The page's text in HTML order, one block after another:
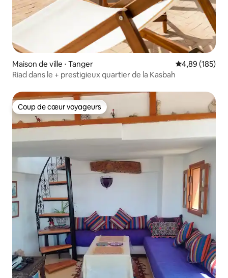
Maison de ville ⋅ Tanger Évaluation
4,89 (185)
Riad dans le + prestigieux quartier de la Kasbah
Coup de cœur voyageurs
Coup de cœur voyageurs